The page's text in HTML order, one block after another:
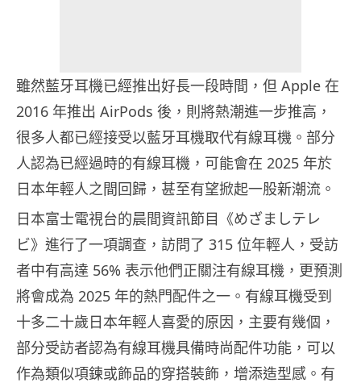
雖然藍牙耳機已經推出好長一段時間，但 Apple 在
2016 年推出 AirPods 後，則將熱潮進一步推高，
很多人都已經接受以藍牙耳機取代有線耳機。部分
人認為已經過時的有線耳機，可能會在 2025 年於
日本年輕人之間回歸，甚至有望掀起一股新潮流。
日本富士電視台的晨間資訊節目《めざましテレ
ビ》進行了一項調查，訪問了 315 位年輕人，受訪
者中有高達 56% 表示他們正關注有線耳機，更預測
將會成為 2025 年的熱門配件之一。有線耳機受到
十多二十歲日本年輕人喜愛的原因，主要有幾個，
部分受訪者認為有線耳機具備時尚配件功能，可以
作為類似項鍊或飾品的穿搭裝飾，增添造型感。有